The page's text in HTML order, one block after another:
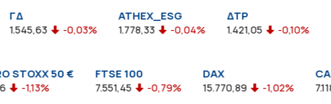
-0,03%
ATHEX_ESG
1.778,33 -0,04%
ΔΤΡ
1.421,05 -0,10% 2.211,72
50 € FTSE 100
7.551,45 -0,79% 15.770,89 -1,02% 7.118,50 -